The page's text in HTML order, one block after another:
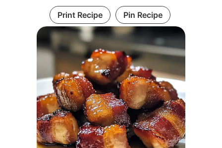
Print Recipe Pin Recipe